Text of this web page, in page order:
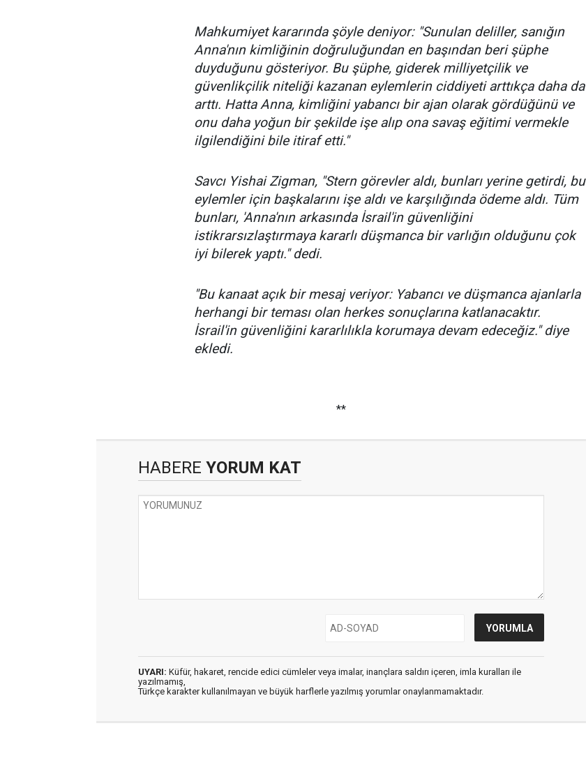
Mahkumiyet kararında şöyle deniyor: "Sunulan deliller, sanığın
Anna'nın kimliğinin doğruluğundan en başından beri şüphe
duyduğunu gösteriyor. Bu şüphe, giderek milliyetçilik ve
güvenlikçilik niteliği kazanan eylemlerin ciddiyeti arttıkça daha da
arttı. Hatta Anna, kimliğini yabancı bir ajan olarak gördüğünü ve
onu daha yoğun bir şekilde işe alıp ona savaş eğitimi vermekle
ilgilendiğini bile itiraf etti."
Savcı Yishai Zigman, "Stern görevler aldı, bunları yerine getirdi, bu
eylemler için başkalarını işe aldı ve karşılığında ödeme aldı. Tüm
bunları, 'Anna'nın arkasında İsrail'in güvenliğini
istikrarsızlaştırmaya kararlı düşmanca bir varlığın olduğunu çok
iyi bilerek yaptı." dedi.
"Bu kanaat açık bir mesaj veriyor: Yabancı ve düşmanca ajanlarla
herhangi bir teması olan herkes sonuçlarına katlanacaktır.
İsrail'in güvenliğini kararlılıkla korumaya devam edeceğiz." diye
ekledi.
**
HABERE YORUM KAT
UYARI: Küfür, hakaret, rencide edici cümleler veya imalar, inançlara saldırı içeren, imla kuralları ile
yazılmamış,
Türkçe karakter kullanılmayan ve büyük harflerle yazılmış yorumlar onaylanmamaktadır.